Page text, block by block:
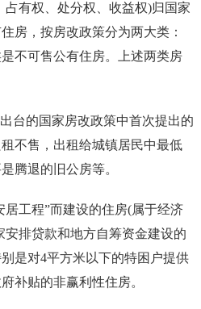
有权、处分权、收益权)归国家
房，按房改政策分为两大类：
不可售公有住房。上述两类房
台的国家房改政策中首次提出的
不售，出租给城镇居民中最低
腾退的旧公房等。
居工程”而建设的住房(属于经济
排贷款和地方自筹资金建设的
是对4平方米以下的特困户提供
补贴的非赢利性住房。